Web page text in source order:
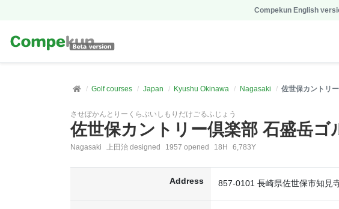
Compekun English
Golf courses Japan Kyushu Okinawa Nagasaki 佐世保カントリ
させぼかんとりーくらぶいしもりだけごるふじょう
佐世保カントリー倶楽部 石盛岳ゴ
Nagasaki 上田治 designed 1957 opened 18H 6,783Y
Address 857-0101 長崎県佐世保市知見